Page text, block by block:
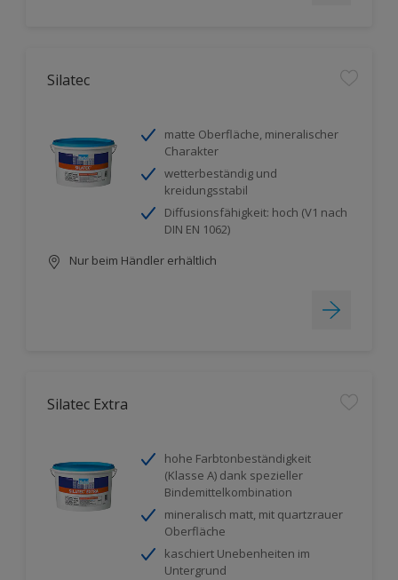
Silatec
matte Oberfläche, mineralischer
Charakter
wetterbeständig und
kreidungsstabil
Diffusionsfähigkeit: hoch (V1 nach
DIN EN 1062)
Nur beim Händler erhältlich
Silatec Extra
hohe Farbtonbeständigkeit
(Klasse A) dank spezieller
Bindemittelkombination
mineralisch matt, mit quartzrauer
Oberfläche
kaschiert Unebenheiten im
Untergrund